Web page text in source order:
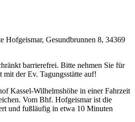
Hofgeismar, Gesundbrunnen 8, 34369
barrierefrei. Bitte nehmen Sie für
der Ev. Tagungsstätte auf!
Kassel-Wilhelmshöhe in einer Fahrzeit
Vom Bhf. Hofgeismar ist die
und fußläufig in etwa 10 Minuten